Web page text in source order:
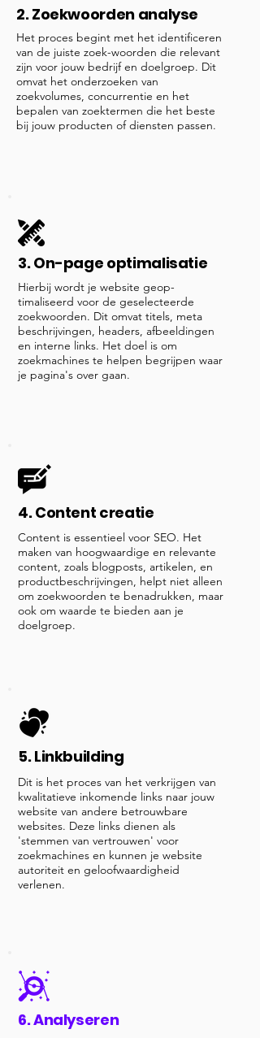
2. Zoekwoorden analyse
Het proces begint met het identificeren
van de juiste zoek-woorden die relevant
zijn voor jouw bedrijf en doelgroep. Dit
omvat het onderzoeken van
zoekvolumes, concurrentie en het
bepalen van zoektermen die het beste
bij jouw producten of diensten passen.
3. On-page optimalisatie
Hierbij wordt je website geop-
timaliseerd voor de geselecteerde
zoekwoorden. Dit omvat titels, meta
beschrijvingen, headers, afbeeldingen
en interne links. Het doel is om
zoekmachines te helpen begrijpen waar
je pagina's over gaan.
4. Content creatie
Content is essentieel voor SEO. Het
maken van hoogwaardige en relevante
content, zoals blogposts, artikelen, en
productbeschrijvingen, helpt niet alleen
om zoekwoorden te benadrukken, maar
ook om waarde te bieden aan je
doelgroep.
5. Linkbuilding
Dit is het proces van het verkrijgen van
kwalitatieve inkomende links naar jouw
website van andere betrouwbare
websites. Deze links dienen als
'stemmen van vertrouwen' voor
zoekmachines en kunnen je website
autoriteit en geloofwaardigheid
verlenen.
6. Analyseren